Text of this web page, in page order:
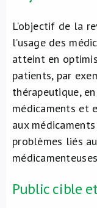
L’objectif de la
l’usage des
atteint en
patients, par
thérapeutique,
médicaments et
aux
problèmes liés
Public cible